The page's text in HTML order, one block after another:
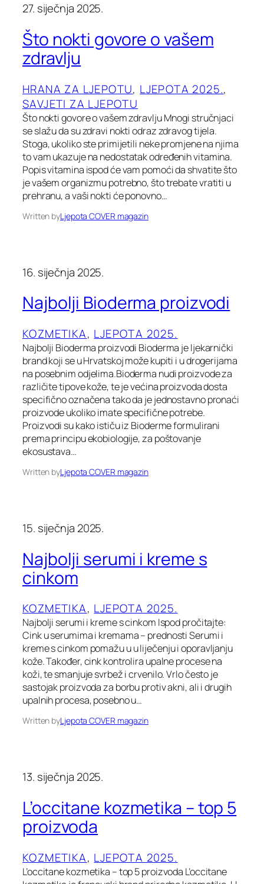
27. siječnja 2025.
Što nokti govore o vašem
zdravlju
HRANA ZA LJEPOTU, LJEPOTA 2025.
SAVJETI ZA LJEPOTU
Što nokti govore o vašem zdravlju Mnogi stručnjaci
se slažu da su zdravi nokti odraz zdravog tijela.
Stoga, ukoliko ste primijetili neke promjene na njima
to vam ukazuje na nedostatak određenih vitamina.
Popis vitamina ispod će vam pomoći da shvatite što
je vašem organizmu potrebno, što trebate vratiti u
prehranu, a vaši nokti će ponovno…
Written byLjepota COVER magazin
16. siječnja 2025.
Najbolji Bioderma proizvodi
KOZMETIKA, LJEPOTA 2025.
Najbolji Bioderma proizvodi Bioderma je ljekarnički
brand koji se u Hrvatskoj može kupiti i u drogerijama
na posebnim odjelima.Bioderma nudi proizvode za
različite tipove kože, te je većina proizvoda dosta
specifično označena tako da je jednostavno pronaći
proizvode ukoliko imate specifične potrebe.
Proizvodi su kako ističu iz Bioderme formulirani
prema principu ekobiologije, za poštovanje
ekosustava…
Written byLjepota COVER magazin
15. siječnja 2025.
Najbolji serumi i kreme s
cinkom
KOZMETIKA, LJEPOTA 2025.
Najbolji serumi i kreme s cinkom Ispod pročitajte:
Cink u serumima i kremama – prednosti Serumi i
kreme s cinkom pomažu u u liječenju i oporavljanju
kože. Također, cink kontrolira upalne procese na
koži, te smanjuje svrbež i crvenilo. Vrlo često je
sastojak proizvoda za borbu protiv akni, ali i drugih
upalnih procesa, posebno u…
Written byLjepota COVER magazin
13. siječnja 2025.
L’occitane kozmetika – top 5
proizvoda
KOZMETIKA, LJEPOTA 2025.
L’occitane kozmetika – top 5 proizvoda L’occitane